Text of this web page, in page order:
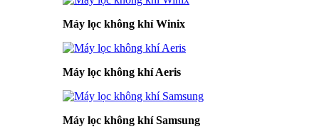
Máy lọc không khí Winix
Máy lọc không khí Aeris
Máy lọc không khí Samsung